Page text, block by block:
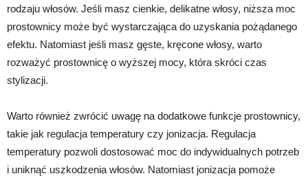
rodzaju włosów. Jeśli masz cienkie, delikatne włosy, niższa moc
prostownicy może być wystarczająca do uzyskania pożądanego
efektu. Natomiast jeśli masz gęste, kręcone włosy, warto
rozważyć prostownicę o wyższej mocy, która skróci czas
stylizacji.
Warto również zwrócić uwagę na dodatkowe funkcje prostownicy,
takie jak regulacja temperatury czy jonizacja. Regulacja
temperatury pozwoli dostosować moc do indywidualnych potrzeb
i uniknąć uszkodzenia włosów. Natomiast jonizacja pomoże